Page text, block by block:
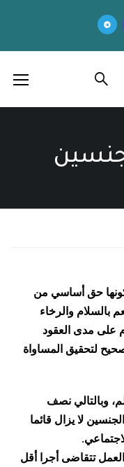
كونها حق أساسي من
بالسلام والرخاء
على مدى العقود
لتحقيق المساواة
وبالتالي نصف
لا يزال قائما
تتقاضى أجرا أقل